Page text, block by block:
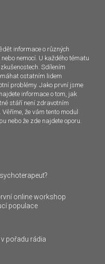
informace o různých
nemocí. U každého tématu
Sdílením
ostatním lidem
problémy. Jako první jsme
informace o tom, jak
stáří není zdravotním
že vám tento modul
nebo že zde najdete oporu.
online workshop
populace
pořadu rádia